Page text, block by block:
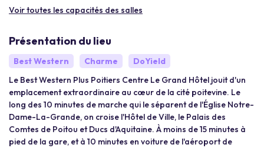
Voir toutes les capacités des salles
Présentation du lieu
Best Western Charme
DoYield
Le Best Western Plus Poitiers Centre Le Grand Hôtel jouit d'un
emplacement extraordinaire au cœur de la cité poitevine. Le
long des 10 minutes de marche qui le séparent de l'Église Notre-
Dame-La-Grande, on croise l'Hôtel de Ville, le Palais des
Comtes de Poitou et Ducs d'Aquitaine. À moins de 15 minutes à
pied de la gare, et à 10 minutes en voiture de l'aéroport de